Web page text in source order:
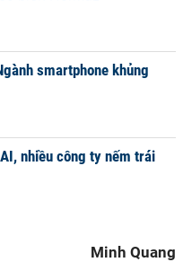
smartphone khủng
nhiều công ty nếm trái
Minh Quang